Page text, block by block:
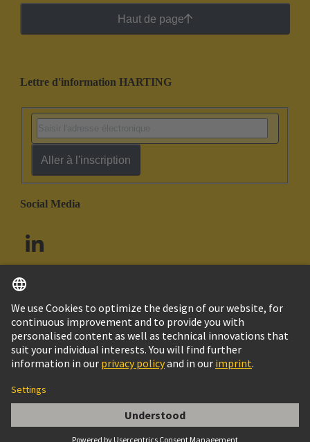
CONNECTEUR FEMELLE A VISSER
Haut de page
Lettre d'information HARTING
Aller à l'inscription
Social Media
Canada Français
© HARTING Technology Group
Contact
Conditions Générales de Vente